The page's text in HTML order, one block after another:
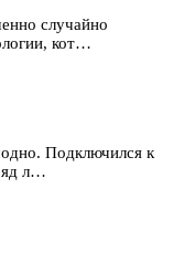
случайно
кот…
Подключился к
л…